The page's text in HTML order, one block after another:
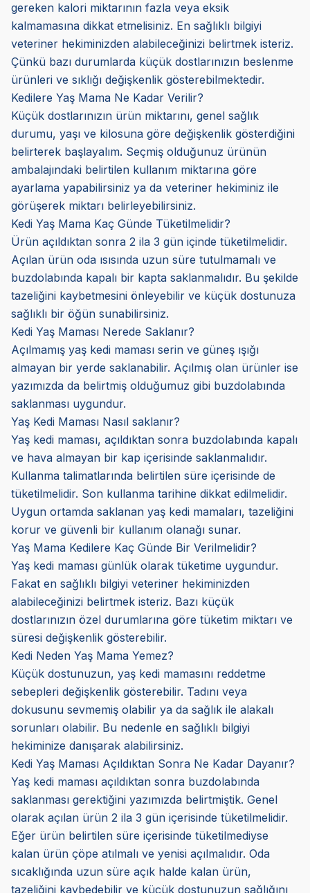
gereken kalori miktarının fazla veya eksik
kalmamasına dikkat etmelisiniz. En sağlıklı bilgiyi
veteriner hekiminizden alabileceğinizi belirtmek isteriz.
Çünkü bazı durumlarda küçük dostlarınızın beslenme
ürünleri ve sıklığı değişkenlik gösterebilmektedir.
Kedilere Yaş Mama Ne Kadar Verilir?
Küçük dostlarınızın ürün miktarını, genel sağlık
durumu, yaşı ve kilosuna göre değişkenlik gösterdiğini
belirterek başlayalım. Seçmiş olduğunuz ürünün
ambalajındaki belirtilen kullanım miktarına göre
ayarlama yapabilirsiniz ya da veteriner hekiminiz ile
görüşerek miktarı belirleyebilirsiniz.
Kedi Yaş Mama Kaç Günde Tüketilmelidir?
Ürün açıldıktan sonra 2 ila 3 gün içinde tüketilmelidir.
Açılan ürün oda ısısında uzun süre tutulmamalı ve
buzdolabında kapalı bir kapta saklanmalıdır. Bu şekilde
tazeliğini kaybetmesini önleyebilir ve küçük dostunuza
sağlıklı bir öğün sunabilirsiniz.
Kedi Yaş Maması Nerede Saklanır?
Açılmamış yaş kedi maması serin ve güneş ışığı
almayan bir yerde saklanabilir. Açılmış olan ürünler ise
yazımızda da belirtmiş olduğumuz gibi buzdolabında
saklanması uygundur.
Yaş Kedi Maması Nasıl saklanır?
Yaş kedi maması, açıldıktan sonra buzdolabında kapalı
ve hava almayan bir kap içerisinde saklanmalıdır.
Kullanma talimatlarında belirtilen süre içerisinde de
tüketilmelidir. Son kullanma tarihine dikkat edilmelidir.
Uygun ortamda saklanan yaş kedi mamaları, tazeliğini
korur ve güvenli bir kullanım olanağı sunar.
Yaş Mama Kedilere Kaç Günde Bir Verilmelidir?
Yaş kedi maması günlük olarak tüketime uygundur.
Fakat en sağlıklı bilgiyi veteriner hekiminizden
alabileceğinizi belirtmek isteriz. Bazı küçük
dostlarınızın özel durumlarına göre tüketim miktarı ve
süresi değişkenlik gösterebilir.
Kedi Neden Yaş Mama Yemez?
Küçük dostunuzun, yaş kedi mamasını reddetme
sebepleri değişkenlik gösterebilir. Tadını veya
dokusunu sevmemiş olabilir ya da sağlık ile alakalı
sorunları olabilir. Bu nedenle en sağlıklı bilgiyi
hekiminize danışarak alabilirsiniz.
Kedi Yaş Maması Açıldıktan Sonra Ne Kadar Dayanır?
Yaş kedi maması açıldıktan sonra buzdolabında
saklanması gerektiğini yazımızda belirtmiştik. Genel
olarak açılan ürün 2 ila 3 gün içerisinde tüketilmelidir.
Eğer ürün belirtilen süre içerisinde tüketilmediyse
kalan ürün çöpe atılmalı ve yenisi açılmalıdır. Oda
sıcaklığında uzun süre açık halde kalan ürün,
tazeliğini kaybedebilir ve küçük dostunuzun sağlığını